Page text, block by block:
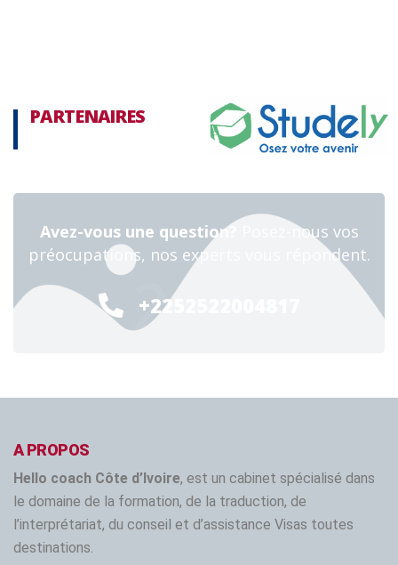
PARTENAIRES
Avez-vous une question?
Posez-nous vos
préocupations, nos experts vous répondent.
+2252522004817
24/7
A PROPOS
Hello coach Côte d’Ivoire, est un cabinet spécialisé dans
le domaine de la formation, de la traduction, de
l’interprétariat, du conseil et d’assistance Visas toutes
destinations.